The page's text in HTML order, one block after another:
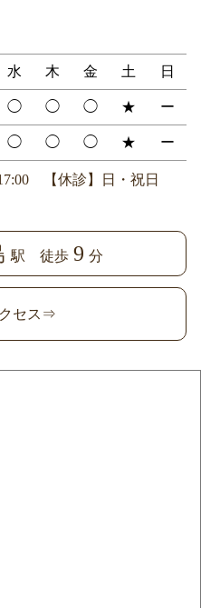
水 木 金 土 日
◯ ◯ ◯ ★ ー
◯ ◯ ◯ ★ ー
【休診】日・祝日
駅 徒歩 9 分
セス⇒